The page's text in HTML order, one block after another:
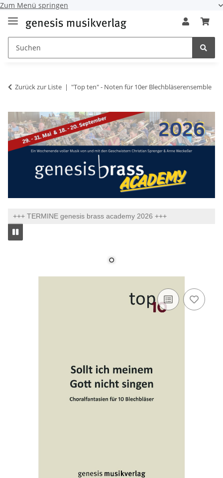
Zum Menü springen
Zurück zur Liste "Top ten" - Noten für 10er Blechbläserensemble
+++ TERMINE genesis brass academy 2026 +++